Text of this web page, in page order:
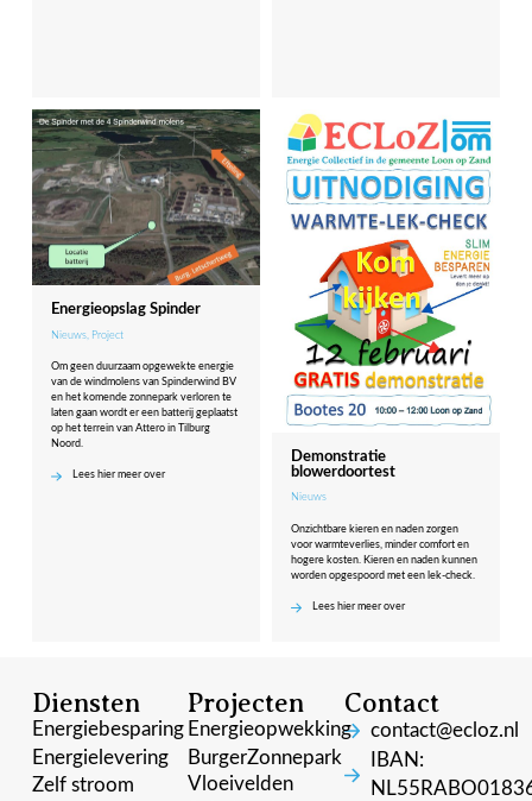
Energieopslag Spinder
Nieuws, Project
Om geen duurzaam opgewekte energie
van de windmolens van Spinderwind BV
en het komende zonnepark verloren te
laten gaan wordt er een batterij geplaatst
op het terrein van Attero in Tilburg
Noord.
Lees hier meer over
Demonstratie
blowerdoortest
Nieuws
Onzichtbare kieren en naden zorgen
voor warmteverlies, minder comfort en
hogere kosten. Kieren en naden kunnen
worden opgespoord met een lek-check.
Lees hier meer over
Diensten
Energiebesparing
Energielevering
Zelf stroom
Projecten
Energieopwekking
BurgerZonnepark
Vloeivelden
Contact
contact@ecloz.nl
IBAN: